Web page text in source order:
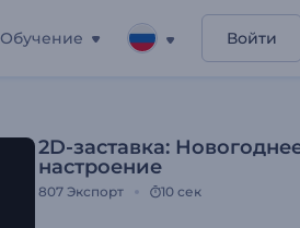
Обучение Войти
2D-заставка:
настроение
807 Экспорт 10 сек